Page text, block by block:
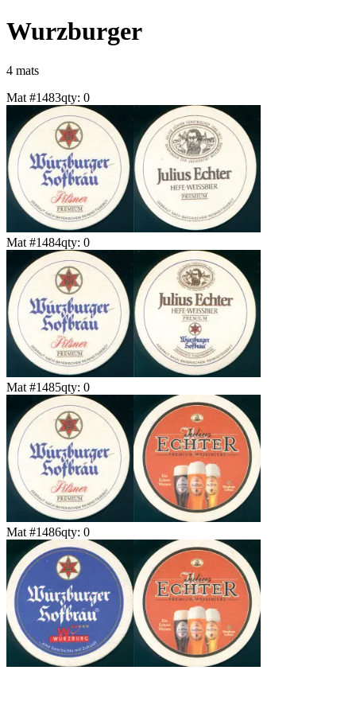
Wurzburger
4 mats
Mat #1483qty: 0
Mat #1484qty: 0
Mat #1485qty: 0
Mat #1486qty: 0